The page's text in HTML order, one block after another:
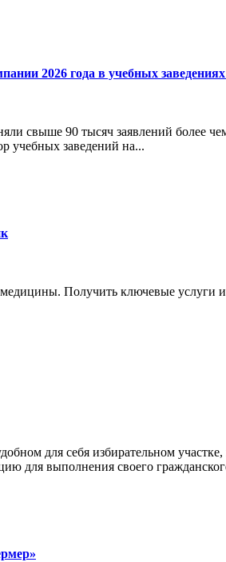
2026 года в учебных
свыше 90 тысяч заявлений более
учебных заведений на...
Получить ключевые
для себя избирательном
для выполнения своего